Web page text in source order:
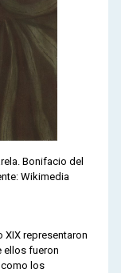
Bonifacio del
Wikimedia
XIX representaron
ellos fueron
como los